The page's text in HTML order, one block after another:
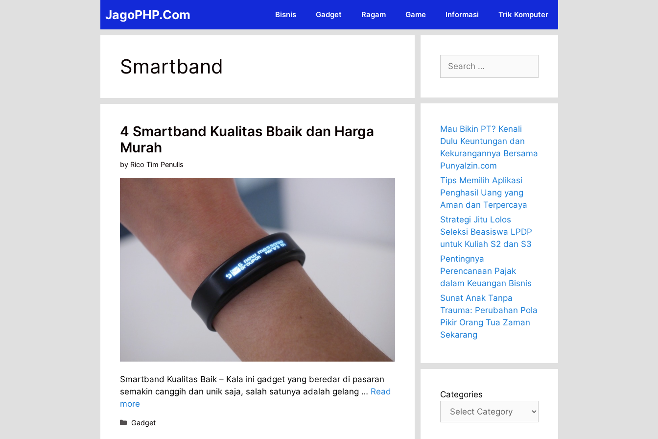
JagoPHP.Com Bisnis Gadget Ragam Game Informasi Trik Komputer
Smartband
4 Smartband Kualitas Bbaik dan Harga
Murah
by Rico Tim Penulis
Smartband Kualitas Baik – Kala ini gadget yang beredar di pasaran
semakin canggih dan unik saja, salah satunya adalah gelang … Read
more
Categories
Gadget
Search
for:
Mau Bikin PT? Kenali
Dulu Keuntungan dan
Kekurangannya Bersama
PunyaIzin.com
Tips Memilih Aplikasi
Penghasil Uang yang
Aman dan Terpercaya
Strategi Jitu Lolos
Seleksi Beasiswa LPDP
untuk Kuliah S2 dan S3
Pentingnya
Perencanaan Pajak
dalam Keuangan Bisnis
Sunat Anak Tanpa
Trauma: Perubahan Pola
Pikir Orang Tua Zaman
Sekarang
Categories